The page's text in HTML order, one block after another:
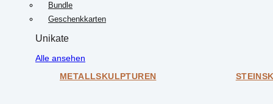
Bundle
Geschenkkarten
Unikate
Alle ansehen
METALLSKULPTUREN